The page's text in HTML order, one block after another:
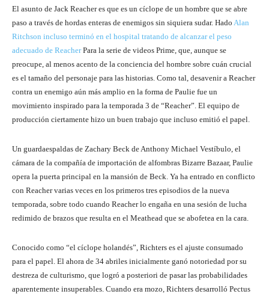
El asunto de Jack Reacher es que es un cíclope de un hombre que se abre
paso a través de hordas enteras de enemigos sin siquiera sudar. Hado Alan
Ritchson incluso terminó en el hospital tratando de alcanzar el peso
adecuado de ReacherPara la serie de videos Prime, que, aunque se
preocupe, al menos acento de la conciencia del hombre sobre cuán crucial
es el tamaño del personaje para las historias. Como tal, desavenir a Reacher
contra un enemigo aún más amplio en la forma de Paulie fue un
movimiento inspirado para la temporada 3 de “Reacher”. El equipo de
producción ciertamente hizo un buen trabajo que incluso emitió el papel.
Un guardaespaldas de Zachary Beck de Anthony Michael Vestíbulo, el
cámara de la compañía de importación de alfombras Bizarre Bazaar, Paulie
opera la puerta principal en la mansión de Beck. Ya ha entrado en conflicto
con Reacher varias veces en los primeros tres episodios de la nueva
temporada, sobre todo cuando Reacher lo engaña en una sesión de lucha
redimido de brazos que resulta en el Meathead que se abofetea en la cara.
Conocido como “el cíclope holandés”, Richters es el ajuste consumado
para el papel. El ahora de 34 abriles inicialmente ganó notoriedad por su
destreza de culturismo, que logró a posteriori de pasar las probabilidades
aparentemente insuperables. Cuando era mozo, Richters desarrolló Pectus